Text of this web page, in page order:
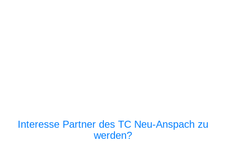
Interesse Partner des TC Neu-Anspach zu
werden?